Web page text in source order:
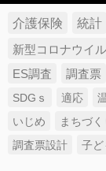
介護保険 統計
新型コロナウイ
ES調査
調査票
SDGｓ
適応
いじめ
まちづく
調査票設計
子ど